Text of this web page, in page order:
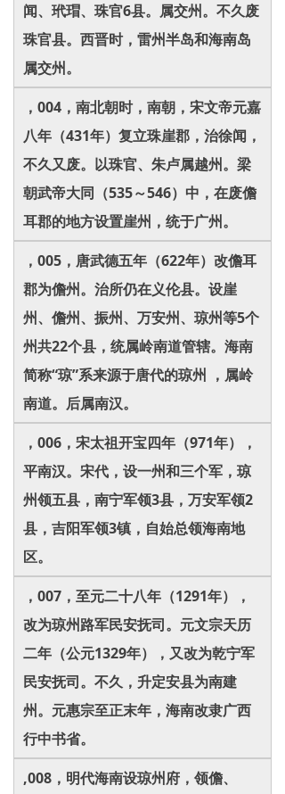
闻、玳瑁、珠官6县。属交州。不久废
珠官县。西晋时，雷州半岛和海南岛
属交州。
，004，南北朝时，南朝，宋文帝元嘉
八年（431年）复立珠崖郡，治徐闻，
不久又废。以珠官、朱卢属越州。梁
朝武帝大同（535～546）中，在废儋
耳郡的地方设置崖州，统于广州。
，005，唐武德五年（622年）改儋耳
郡为儋州。治所仍在义伦县。设崖
州、儋州、振州、万安州、琼州等5个
州共22个县，统属岭南道管辖。海南
简称“琼”系来源于唐代的琼州 ，属岭
南道。后属南汉。
，006，宋太祖开宝四年（971年），
平南汉。宋代，设一州和三个军，琼
州领五县，南宁军领3县，万安军领2
县，吉阳军领3镇，自始总领海南地
区。
，007，至元二十八年（1291年），
改为琼州路军民安抚司。元文宗天历
二年（公元1329年），又改为乾宁军
民安抚司。不久，升定安县为南建
州。元惠宗至正末年，海南改隶广西
行中书省。
,008，明代海南设琼州府，领儋、